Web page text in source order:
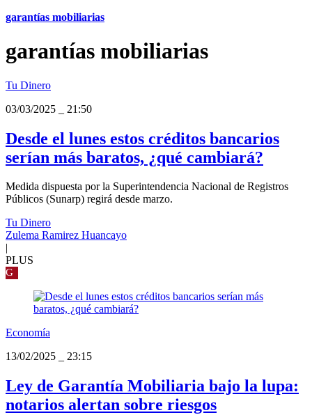
garantías mobiliarias
garantías mobiliarias
Tu Dinero
03/03/2025
21:50
Desde el lunes estos créditos bancarios
serían más baratos, ¿qué cambiará?
Medida dispuesta por la Superintendencia Nacional de Registros
Públicos (Sunarp) regirá desde marzo.
Tu Dinero
Zulema Ramirez Huancayo
PLUS
G
Economía
13/02/2025
23:15
Ley de Garantía Mobiliaria bajo la lupa:
notarios alertan sobre riesgos